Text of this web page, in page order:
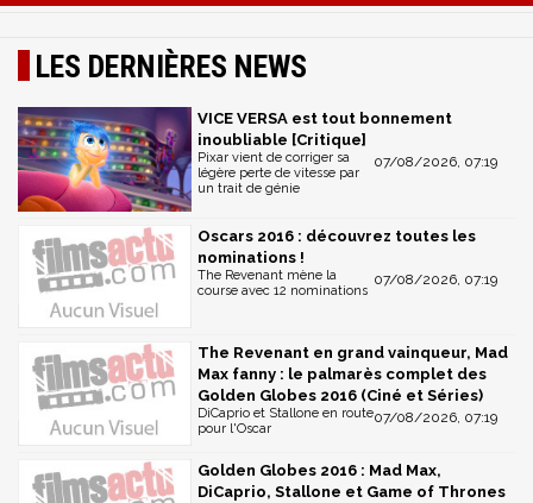
LES DERNIÈRES NEWS
VICE VERSA est tout bonnement
inoubliable [Critique]
07/08/2026, 07:19
Pixar vient de corriger sa
légère perte de vitesse par
un trait de génie
Oscars 2016 : découvrez toutes les
nominations !
07/08/2026, 07:19
The Revenant mène la
course avec 12 nominations
The Revenant en grand vainqueur, Mad
Max fanny : le palmarès complet des
Golden Globes 2016 (Ciné et Séries)
07/08/2026, 07:19
DiCaprio et Stallone en route
pour l'Oscar
Golden Globes 2016 : Mad Max,
DiCaprio, Stallone et Game of Thrones